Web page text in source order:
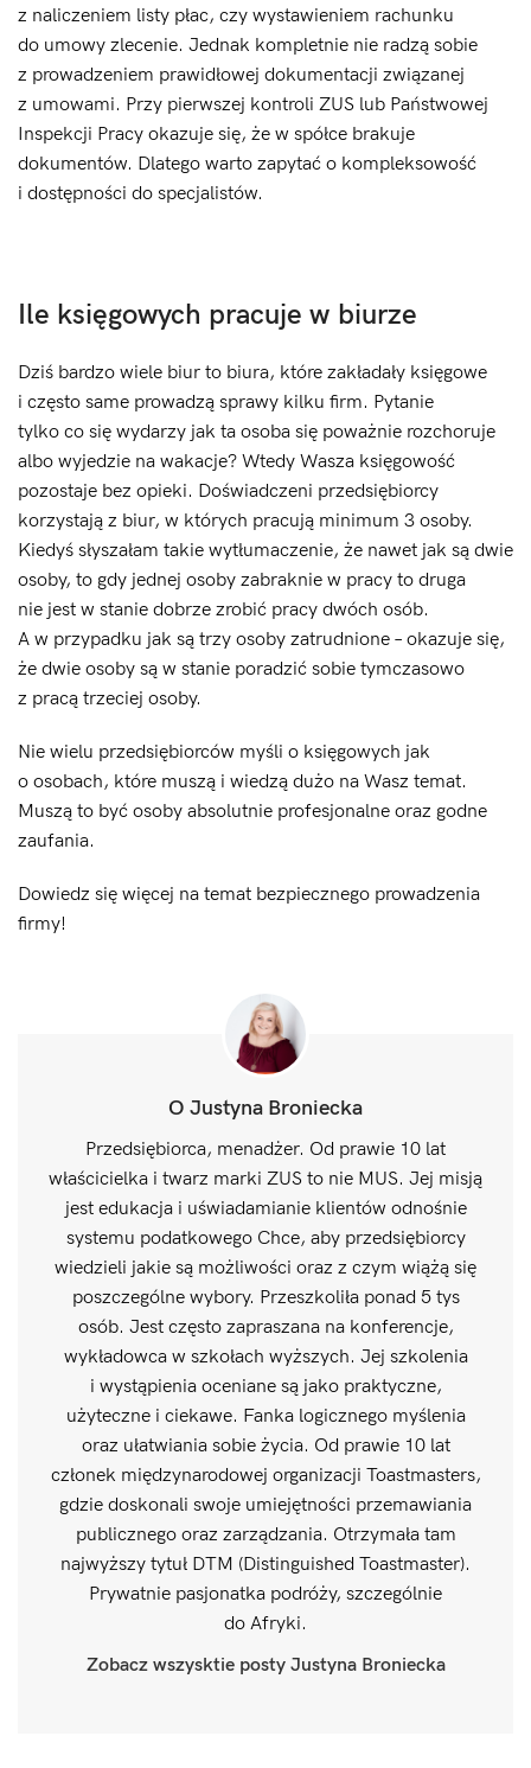
z naliczeniem listy płac, czy wystawieniem rachunku
do umowy zlecenie. Jednak kompletnie nie radzą sobie
z prowadzeniem prawidłowej dokumentacji związanej
z umowami. Przy pierwszej kontroli ZUS lub Państwowej
Inspekcji Pracy okazuje się, że w spółce brakuje
dokumentów. Dlatego warto zapytać o kompleksowość
i dostępności do specjalistów.
Ile księgowych pracuje w biurze
Dziś bardzo wiele biur to biura, które zakładały księgowe
i często same prowadzą sprawy kilku firm. Pytanie
tylko co się wydarzy jak ta osoba się poważnie rozchoruje
albo wyjedzie na wakacje? Wtedy Wasza księgowość
pozostaje bez opieki. Doświadczeni przedsiębiorcy
korzystają z biur, w których pracują minimum 3 osoby.
Kiedyś słyszałam takie wytłumaczenie, że nawet jak są dwie
osoby, to gdy jednej osoby zabraknie w pracy to druga
nie jest w stanie dobrze zrobić pracy dwóch osób.
A w przypadku jak są trzy osoby zatrudnione – okazuje się,
że dwie osoby są w stanie poradzić sobie tymczasowo
z pracą trzeciej osoby.
Nie wielu przedsiębiorców myśli o księgowych jak
o osobach, które muszą i wiedzą dużo na Wasz temat.
Muszą to być osoby absolutnie profesjonalne oraz godne
zaufania.
Dowiedz się więcej na temat bezpiecznego prowadzenia
firmy!
O Justyna Broniecka
Przedsiębiorca, menadżer. Od prawie 10 lat
właścicielka i twarz marki ZUS to nie MUS. Jej misją
jest edukacja i uświadamianie klientów odnośnie
systemu podatkowego Chce, aby przedsiębiorcy
wiedzieli jakie są możliwości oraz z czym wiążą się
poszczególne wybory. Przeszkoliła ponad 5 tys
osób. Jest często zapraszana na konferencje,
wykładowca w szkołach wyższych. Jej szkolenia
i wystąpienia oceniane są jako praktyczne,
użyteczne i ciekawe. Fanka logicznego myślenia
oraz ułatwiania sobie życia. Od prawie 10 lat
członek międzynarodowej organizacji Toastmasters,
gdzie doskonali swoje umiejętności przemawiania
publicznego oraz zarządzania. Otrzymała tam
najwyższy tytuł DTM (Distinguished Toastmaster).
Prywatnie pasjonatka podróży, szczególnie
do Afryki.
Zobacz wszysktie posty Justyna Broniecka